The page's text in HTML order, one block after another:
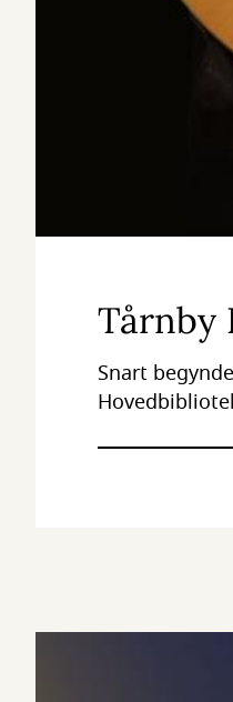
Tårnby
Snart